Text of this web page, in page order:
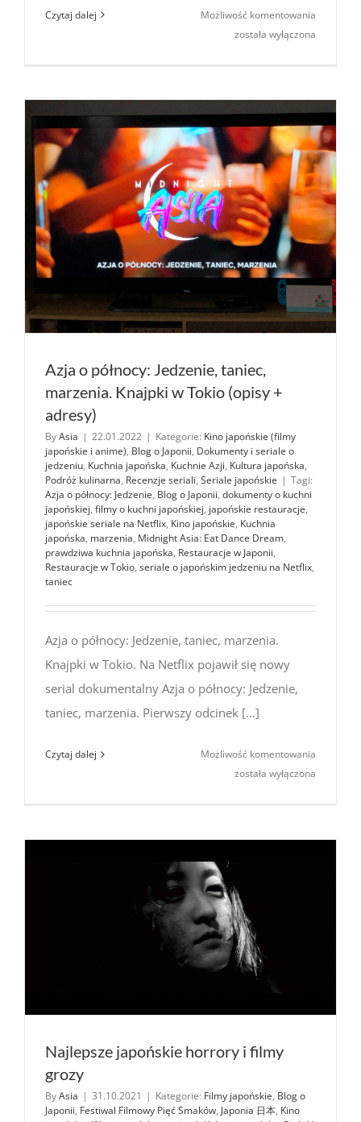
Czytaj dalej Możliwość komentowania
Palmy
i „złote”
japońskie
kino
została wyłączona
Azja o północy: Jedzenie, taniec,
marzenia. Knajpki w Tokio (opisy +
adresy)
ByAsia | 22.01.2022 | Kategorie: Kino japońskie (filmy
japońskie i anime), Blog o Japonii, Dokumenty i seriale o
jedzeniu, Kuchnia japońska, Kuchnie Azji, Kultura japońska,
Podróż kulinarna, Recenzje seriali, Seriale japońskie | Tagi:
Azja o północy: Jedzenie, Blog o Japonii, dokumenty o kuchni
japońskiej, filmy o kuchni japońskiej, japońskie restauracje,
japońskie seriale na Netflix, Kino japońskie, Kuchnia
japońska, marzenia, Midnight Asia: Eat Dance Dream,
prawdziwa kuchnia japońska, Restauracje w Japonii,
Restauracje w Tokio, seriale o japońskim jedzeniu na Netflix,
taniec
Azja o północy: Jedzenie, taniec, marzenia.
Knajpki w Tokio. Na Netflix pojawił się nowy
serial dokumentalny Azja o północy: Jedzenie,
taniec, marzenia. Pierwszy odcinek [...]
Czytaj dalej Możliwość komentowania
została wyłączona
Najlepsze japońskie horrory i filmy
grozy
ByAsia | 31.10.2021 | Kategorie: Filmy japońskie, Blog o
Japonii, Festiwal Filmowy Pięć Smaków, Japonia 日本, Kino